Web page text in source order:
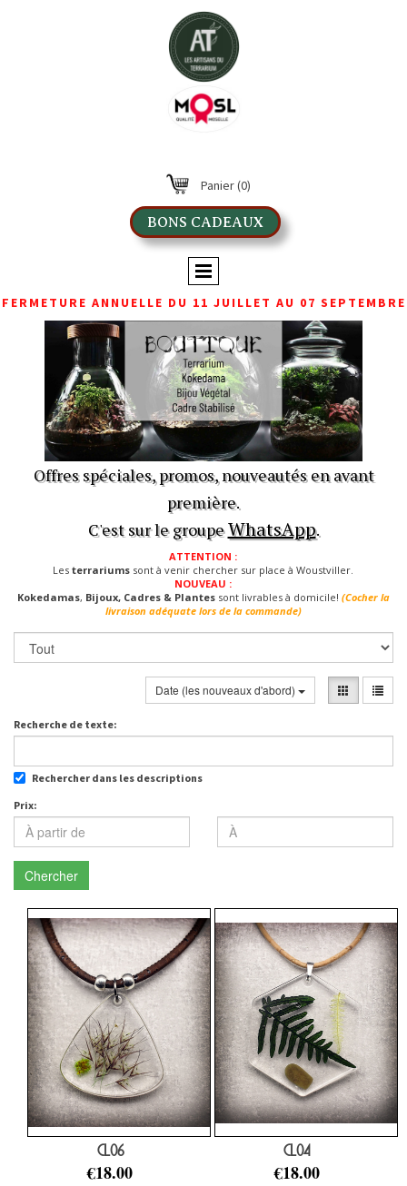
Panier(0)
BONS CADEAUX
FERMETURE ANNUELLE DU 11 JUILLET AU 07 SEPTEMBRE
Offres spéciales, promos, nouveautés en avant
première.
C'est sur le groupeWhatsApp.
ATTENTION :
Lesterrariums sont à venir chercher sur place à Woustviller.
NOUVEAU :
Kokedamas, Bijoux, Cadres & Plantessont livrables à domicile! (Cocher la
livraison adéquate lors de la commande)
Date (les nouveaux d'abord)
Recherche de texte:
Rechercher dans les descriptions
Prix:
Chercher
CL06
€18.00
CL04
€18.00